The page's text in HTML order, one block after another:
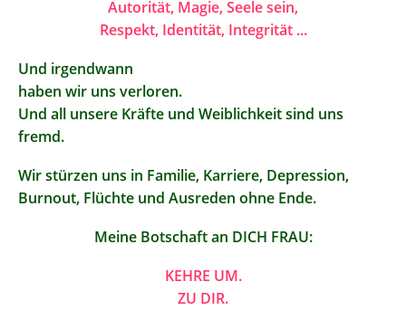
Autorität, Magie, Seele sein,
Respekt, Identität, Integrität ...
Und irgendwann
haben wir uns verloren.
Und all unsere Kräfte und Weiblichkeit sind uns
fremd.
Wir stürzen uns in Familie, Karriere, Depression,
Burnout, Flüchte und Ausreden ohne Ende.
Meine Botschaft an DICH FRAU:
KEHRE UM.
ZU DIR.